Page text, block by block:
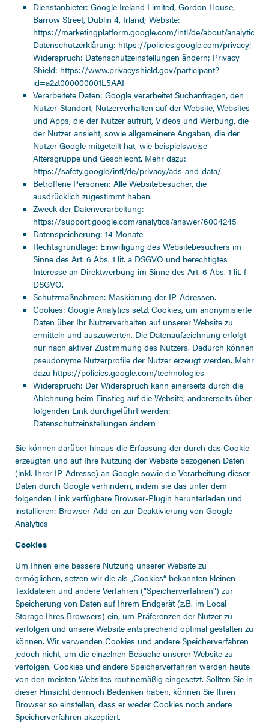
Dienstanbieter: Google Ireland Limited, Gordon House,
Barrow Street, Dublin 4, Irland; Website:
https://marketingplatform.google.com/intl/de/about/analytics/
Datenschutzerklärung: https://policies.google.com/privacy;
Widerspruch: Datenschutzeinstellungen ändern; Privacy
Shield: https://www.privacyshield.gov/participant?
id=a2zt000000001L5AAI
Verarbeitete Daten: Google verarbeitet Suchanfragen, den
Nutzer-Standort, Nutzerverhalten auf der Website, Websites
und Apps, die der Nutzer aufruft, Videos und Werbung, die
der Nutzer ansieht, sowie allgemeinere Angaben, die der
Nutzer Google mitgeteilt hat, wie beispielsweise
Altersgruppe und Geschlecht. Mehr dazu:
https://safety.google/intl/de/privacy/ads-and-data/
Betroffene Personen: Alle Websitebesucher, die
ausdrücklich zugestimmt haben.
Zweck der Datenverarbeitung:
https://support.google.com/analytics/answer/6004245
Datenspeicherung: 14 Monate
Rechtsgrundlage: Einwilligung des Websitebesuchers im
Sinne des Art. 6 Abs. 1 lit. a DSGVO und berechtigtes
Interesse an Direktwerbung im Sinne des Art. 6 Abs. 1 lit. f
DSGVO.
Schutzmaßnahmen: Maskierung der IP-Adressen.
Cookies: Google Analytics setzt Cookies, um anonymisierte
Daten über Ihr Nutzerverhalten auf unserer Website zu
ermitteln und auszuwerten. Die Datenaufzeichnung erfolgt
nur nach aktiver Zustimmung des Nutzers. Dadurch können
pseudonyme Nutzerprofile der Nutzer erzeugt werden. Mehr
dazu https://policies.google.com/technologies
Widerspruch: Der Widerspruch kann einerseits durch die
Ablehnung beim Einstieg auf die Website, andererseits über
folgenden Link durchgeführt werden:
Datenschutzeinstellungen ändern
Sie können darüber hinaus die Erfassung der durch das Cookie
erzeugten und auf Ihre Nutzung der Website bezogenen Daten
(inkl. Ihrer IP-Adresse) an Google sowie die Verarbeitung dieser
Daten durch Google verhindern, indem sie das unter dem
folgenden Link verfügbare Browser-Plugin herunterladen und
installieren: Browser-Add-on zur Deaktivierung von Google
Analytics
Cookies
Um Ihnen eine bessere Nutzung unserer Website zu
ermöglichen, setzen wir die als „Cookies“ bekannten kleinen
Textdateien und andere Verfahren ("Speicherverfahren") zur
Speicherung von Daten auf Ihrem Endgerät (z.B. im Local
Storage Ihres Browsers) ein, um Präferenzen der Nutzer zu
verfolgen und unsere Website entsprechend optimal gestalten zu
können. Wir verwenden Cookies und andere Speicherverfahren
jedoch nicht, um die einzelnen Besuche unserer Website zu
verfolgen. Cookies und andere Speicherverfahren werden heute
von den meisten Websites routinemäßig eingesetzt. Sollten Sie in
dieser Hinsicht dennoch Bedenken haben, können Sie Ihren
Browser so einstellen, dass er weder Cookies noch andere
Speicherverfahren akzeptiert.